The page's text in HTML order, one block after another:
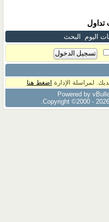
تداول
اليوم البحث
لمراسلة الإدارة اضغط هنا
Powered by
Copyright ©2000 -